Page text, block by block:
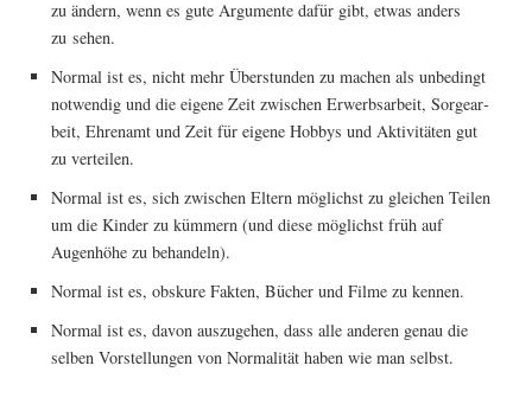
zu ändern, wenn es gute Argu­men­te dafür gibt, etwas anders
zu sehen.
Nor­mal ist es, nicht mehr Über­stun­den zu machen als unbe­dingt
not­wen­dig und die eige­ne Zeit zwi­schen Erwerbs­ar­beit, Sor­ge­ar­
beit, Ehren­amt und Zeit für eige­ne Hob­bys und Akti­vi­tä­ten gut
zu verteilen.
Nor­mal ist es, sich zwi­schen Eltern mög­lichst zu glei­chen Tei­len
um die Kin­der zu küm­mern (und die­se mög­lichst früh auf
Augen­hö­he zu behandeln).
Nor­mal ist es, obsku­re Fak­ten, Bücher und Fil­me zu kennen.
Nor­mal ist es, davon aus­zu­ge­hen, dass alle ande­ren genau die
sel­ben Vor­stel­lun­gen von Nor­ma­li­tät haben wie man selbst.